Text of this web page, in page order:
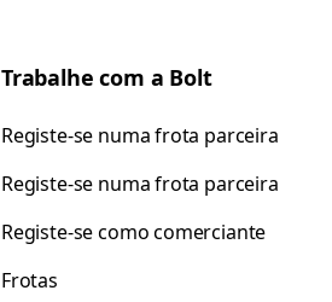
Trabalhe com a Bolt
Registe-se numa frota parceira
Registe-se numa frota parceira
Registe-se como comerciante
Frotas